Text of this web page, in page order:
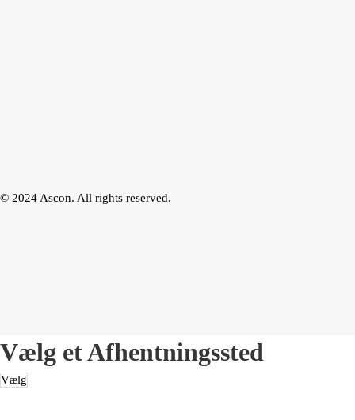
© 2024 Ascon. All rights reserved.
Vælg et Afhentningssted
Vælg